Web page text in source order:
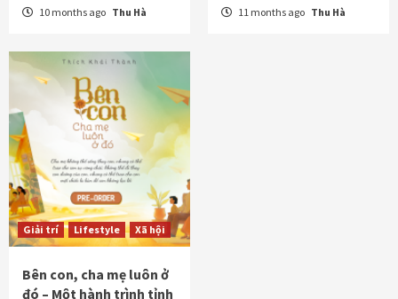
10 months ago Thu Hà 11 months ago Thu Hà
Giải trí Lifestyle Xã hội
Bên con, cha mẹ luôn ở
đó – Một hành trình tỉnh